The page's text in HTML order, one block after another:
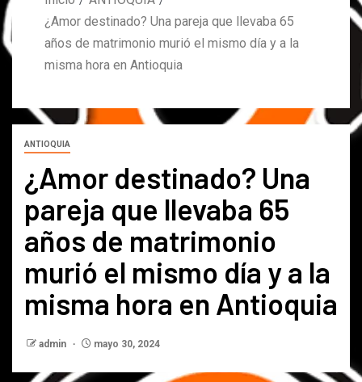
¿Amor destinado? Una pareja que llevaba 65
años de matrimonio murió el mismo día y a la
misma hora en Antioquia
ANTIOQUIA
¿Amor destinado? Una
pareja que llevaba 65
años de matrimonio
murió el mismo día y a la
misma hora en Antioquia
admin mayo 30, 2024